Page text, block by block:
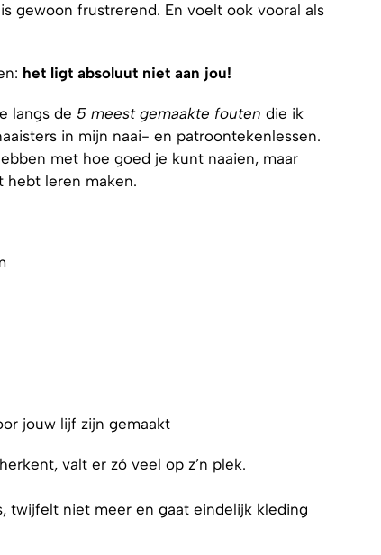
gewoon frustrerend. En voelt ook vooral als
het ligt absoluut niet aan jou!
langs de 5 meest gemaakte fouten die ik
in mijn naai- en patroontekenlessen.
met hoe goed je kunt naaien, maar
hebt leren maken.
jouw lijf zijn gemaakt
valt er zó veel op z’n plek.
twijfelt niet meer en gaat eindelijk kleding